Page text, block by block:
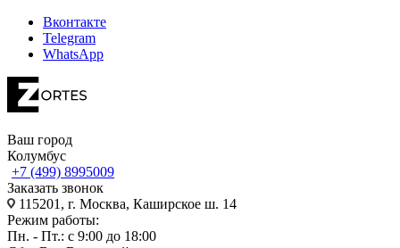
Вконтакте
Telegram
WhatsApp
Ваш город
Колумбус
+7 (499) 8995009
Заказать звонок
115201, г. Москва, Каширское ш. 14
Режим работы:
Пн. - Пт.: с 9:00 до 18:00